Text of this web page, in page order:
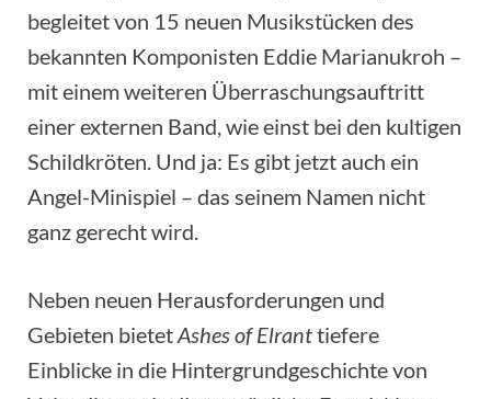
begleitet von 15 neuen Musikstücken des
bekannten Komponisten Eddie Marianukroh –
mit einem weiteren Überraschungsauftritt
einer externen Band, wie einst bei den kultigen
Schildkröten. Und ja: Es gibt jetzt auch ein
Angel-Minispiel – das seinem Namen nicht
ganz gerecht wird.
Neben neuen Herausforderungen und
Gebieten bietetAshes of Elranttiefere
Einblicke in die Hintergrundgeschichte von